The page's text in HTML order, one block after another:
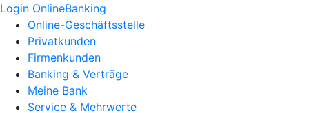
Login OnlineBanking
Online-Geschäftsstelle
Privatkunden
Firmenkunden
Banking & Verträge
Meine Bank
Service & Mehrwerte